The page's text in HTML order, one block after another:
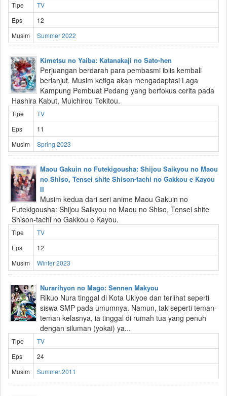
Tipe
TV
Eps
12
Musim
Summer 2022
Kimetsu no Yaiba: Katanakaji no Sato-hen
Perjuangan berdarah para pembasmi iblis kembali
berlanjut. Musim ketiga akan mengadaptasi Laga
Kampung Pembuat Pedang yang berfokus cerita pada
Hashira Kabut, Muichirou Tokitou.
Tipe
TV
Eps
11
Musim
Spring 2023
Maou Gakuin no Futekigousha: Shijou Saikyou no Maou
no Shiso, Tensei shite Shison-tachi no Gakkou e Kayou
II
Musim kedua dari seri anime Maou Gakuin no
Futekigousha: Shijou Saikyou no Maou no Shiso, Tensei shite
Shison-tachi no Gakkou e Kayou.
Tipe
TV
Eps
12
Musim
Winter 2023
Nurarihyon no Mago: Sennen Makyou
Rikuo Nura tinggal di Kota Ukiyoe dan terlihat seperti
siswa SMP pada umumnya. Namun, tak seperti teman-
teman kelasnya, ia tinggal di rumah tua yang penuh
dengan siluman (yokai) ya...
Tipe
TV
Eps
24
Musim
Summer 2011